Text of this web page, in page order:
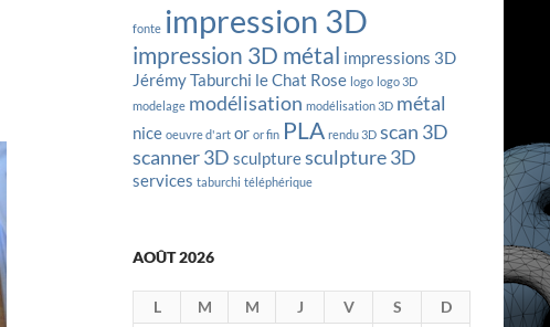
fonte impression 3D
impression 3D métal impressions 3D
Jérémy Taburchi le Chat Rose logo logo 3D
modelage modélisation modélisation 3D métal
nice oeuvre d'art or or fin PLA rendu 3D scan 3D
scanner 3D sculpturesculpture 3D
services taburchi téléphérique
AOÛT 2026
L M M J V S
D